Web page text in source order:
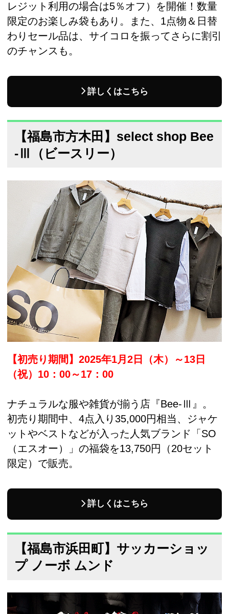
レジット利用の場合は5％オフ）を開催！数量
限定のお楽しみ袋もあり。また、1点物＆日替
わりセール品は、サイコロを振ってさらに割引
のチャンスも。
詳しくはこちら
【福島市方木田】select shop Bee
-Ⅲ（ビースリー）
【初売り期間】2025年1月2日（木）～13日
（祝）10：00～17：00
ナチュラルな服や雑貨が揃う店『Bee-Ⅲ』。
初売り期間中、4点入り35,000円相当、ジャケ
ットやベストなどが入った人気ブランド「SO
（エスオー）」の福袋を13,750円（20セット
限定）で販売。
詳しくはこちら
【福島市浜田町】サッカーショッ
プ ノーボ ムンド